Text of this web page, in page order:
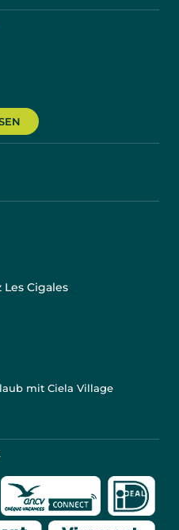
Cigales
mit Ciela Village